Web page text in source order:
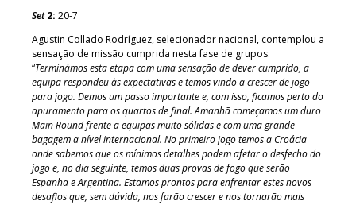
Set2: 20-7
Agustin Collado Rodríguez, selecionador nacional, contemplou a
sensação de missão cumprida nesta fase de grupos:
“Terminámos esta etapa com uma sensação de dever cumprido, a
equipa respondeu às expectativas e temos vindo a crescer de jogo
para jogo. Demos um passo importante e, com isso, ficamos perto do
apuramento para os quartos de final. Amanhã começamos um duro
Main Round frente a equipas muito sólidas e com uma grande
bagagem a nível internacional. No primeiro jogo temos a Croácia
onde sabemos que os mínimos detalhes podem afetar o desfecho do
jogo e, no dia seguinte, temos duas provas de fogo que serão
Espanha e Argentina. Estamos prontos para enfrentar estes novos
desafios que, sem dúvida, nos farão crescer e nos tornarão mais